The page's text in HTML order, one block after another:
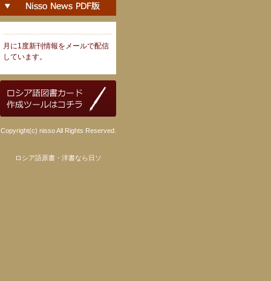
月に1度新刊情報をメールで配信
しています。
Copyright(c) nisso All Rights Reserved.
ロシア語原書・洋書なら日ソ